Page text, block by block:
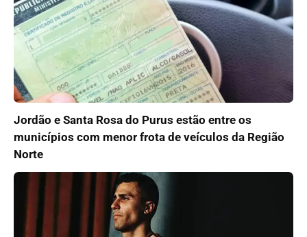
Jordão e Santa Rosa do Purus estão entre os
municípios com menor frota de veículos da Região
Norte